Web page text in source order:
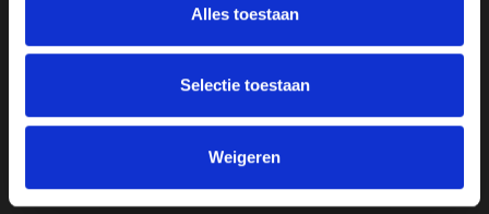
Alles toestaan
Selectie toestaan
Weigeren
Ombudsman op ons, hoe onterecht ook, die kritiek in
ieder geval wel feitelijk juist verwoord wordt. ​
Voorzitter omroep Ongehoord Nederland